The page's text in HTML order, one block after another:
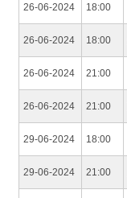
26-06-2024 18:00
26-06-2024 18:00
26-06-2024 21:00
26-06-2024 21:00
29-06-2024 18:00
29-06-2024 21:00